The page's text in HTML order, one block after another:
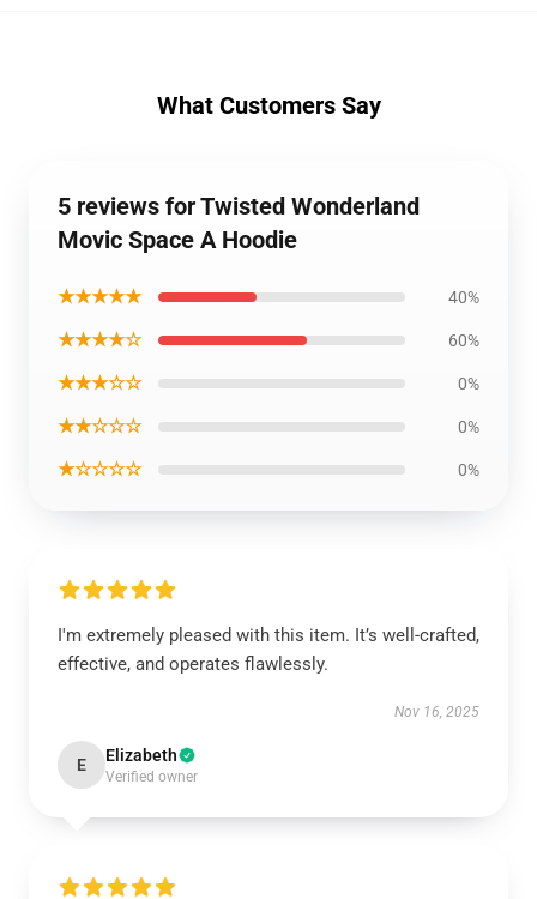
What Customers Say
5 reviews for Twisted Wonderland
Movic Space A Hoodie
★★★★★ 40%
★★★★☆ 60%
★★★☆☆ 0%
★★☆☆☆ 0%
★☆☆☆☆ 0%
I'm extremely pleased with this item. It’s well-crafted,
effective, and operates flawlessly.
Nov 16, 2025
E Elizabeth
Verified owner